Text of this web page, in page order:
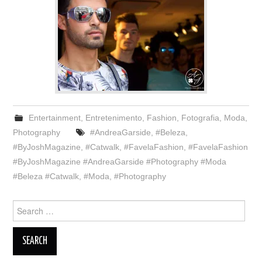
Entertainment, Entretenimento Fashion Fotografia Moda
Photography
#AndreaGarside #Beleza
#ByJoshMagazine ,#Catwalk ,#FavelaFashion ,#FavelaFashion
#ByJoshMagazine #AndreaGarside #Photography #Moda
#Beleza #Catwalk ,#Moda ,#Photography
for: